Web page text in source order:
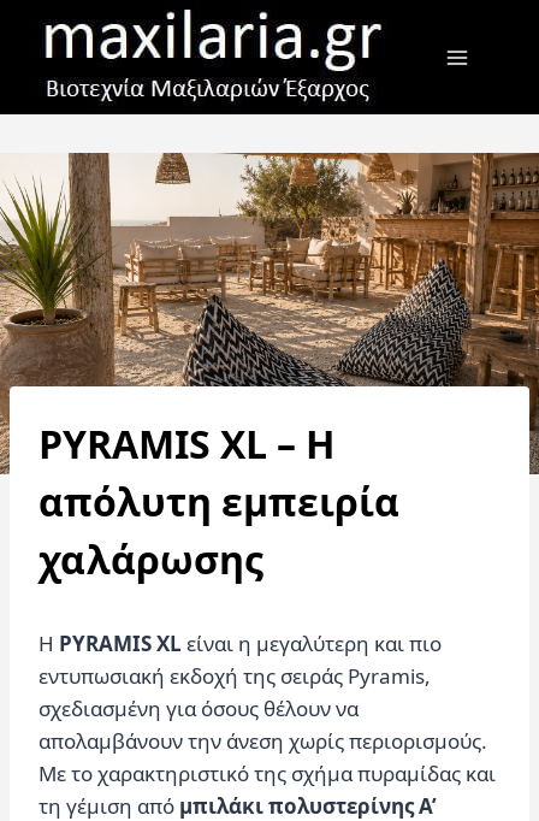
content
PYRAMIS XL – Η
απόλυτη εμπειρία
χαλάρωσης
Η PYRAMIS XL είναι η μεγαλύτερη και πιο
εντυπωσιακή εκδοχή της σειράς Pyramis,
σχεδιασμένη για όσους θέλουν να
απολαμβάνουν την άνεση χωρίς περιορισμούς.
Με το χαρακτηριστικό της σχήμα πυραμίδας και
τη γέμιση από μπιλάκι πολυστερίνης Α’